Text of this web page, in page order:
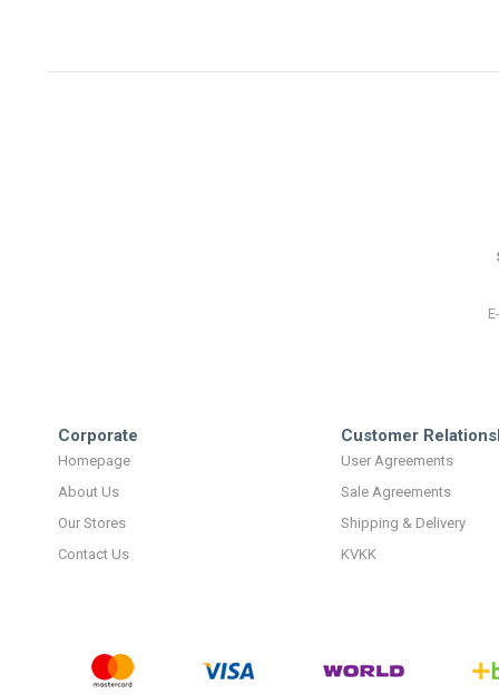
Corporate
Homepage
About Us
Our Stores
Contact Us
Customer
User Agreements
Sale Agreements
Shipping & Delivery
KVKK